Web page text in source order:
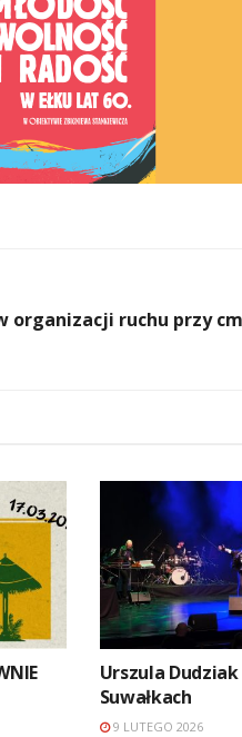
organizacji ruchu przy
Urszula
Suwałkach
9 LUTEGO 2026